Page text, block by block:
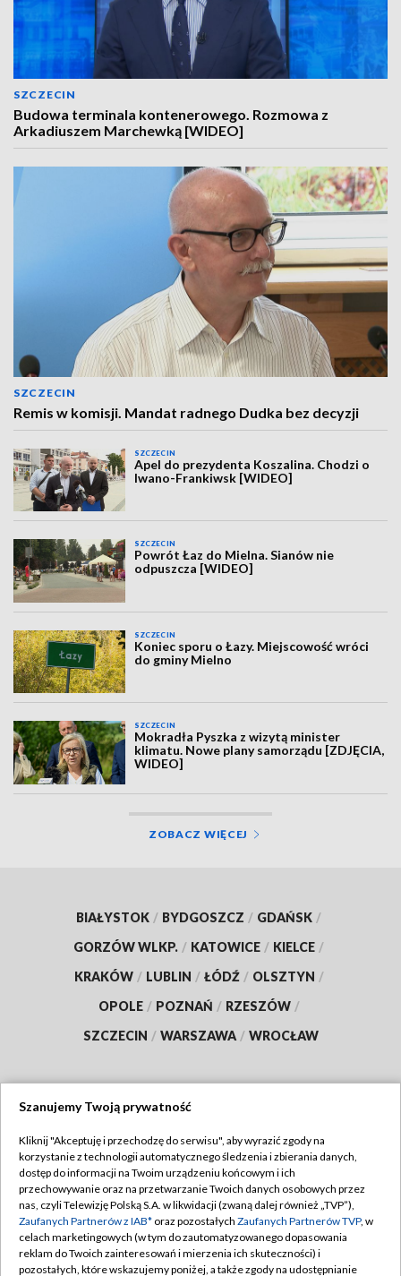
SZCZECIN
Budowa terminala kontenerowego. Rozmowa z
Arkadiuszem Marchewką [WIDEO]
SZCZECIN
Remis w komisji. Mandat radnego Dudka bez decyzji
SZCZECIN
Apel do prezydenta Koszalina. Chodzi o
Iwano-Frankiwsk [WIDEO]
SZCZECIN
Powrót Łaz do Mielna. Sianów nie
odpuszcza [WIDEO]
SZCZECIN
Koniec sporu o Łazy. Miejscowość wróci
do gminy Mielno
SZCZECIN
Mokradła Pyszka z wizytą minister
klimatu. Nowe plany samorządu [ZDJĘCIA,
WIDEO]
ZOBACZ WIĘCEJ
BIAŁYSTOK / BYDGOSZCZ / GDAŃSK /
GORZÓW WLKP. / KATOWICE / KIELCE /
KRAKÓW / LUBLIN / ŁÓDŹ / OLSZTYN /
OPOLE / POZNAŃ / RZESZÓW /
SZCZECIN / WARSZAWA / WROCŁAW
TVP
Abonament TVP
Emisja w TVP
Centrum informacji TVP
Regulamin TVP
Polityka prywatności
Moje zgody
Szanujemy Twoją prywatność
Kliknij "Akceptuję i przechodzę do serwisu", aby wyrazić zgody na
korzystanie z technologii automatycznego śledzenia i zbierania danych,
dostęp do informacji na Twoim urządzeniu końcowym i ich
przechowywanie oraz na przetwarzanie Twoich danych osobowych przez
nas, czyli Telewizję Polską S.A. w likwidacji (zwaną dalej również „TVP”),
Zaufanych Partnerów z IAB* oraz pozostałych Zaufanych Partnerów TVP, w
celach marketingowych (w tym do zautomatyzowanego dopasowania
reklam do Twoich zainteresowań i mierzenia ich skuteczności) i
pozostałych, które wskazujemy poniżej, a także zgody na udostępnianie